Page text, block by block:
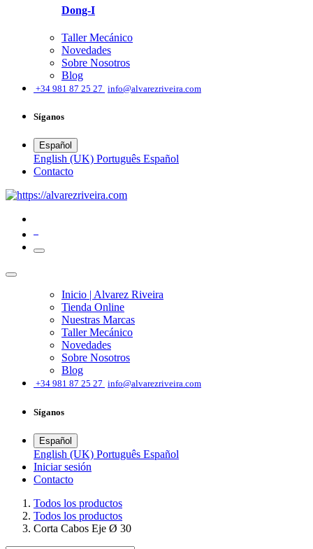
Dong-I
Taller Mecánico
Novedades
Sobre Nosotros
Blog
+34 981 87 25 27 info@alvarezriveira.com
Síganos
Español
English (UK) Português Español
​Contacto
Inicio | Alvarez Riveira
Tienda Online
Nuestras Marcas
Taller Mecánico
Novedades
Sobre Nosotros
Blog
+34 981 87 25 27 info@alvarezriveira.com
Síganos
Español
English (UK) Português Español
Iniciar sesión
​Contacto
Todos los productos
Todos los productos
Corta Cabos Eje Ø 30